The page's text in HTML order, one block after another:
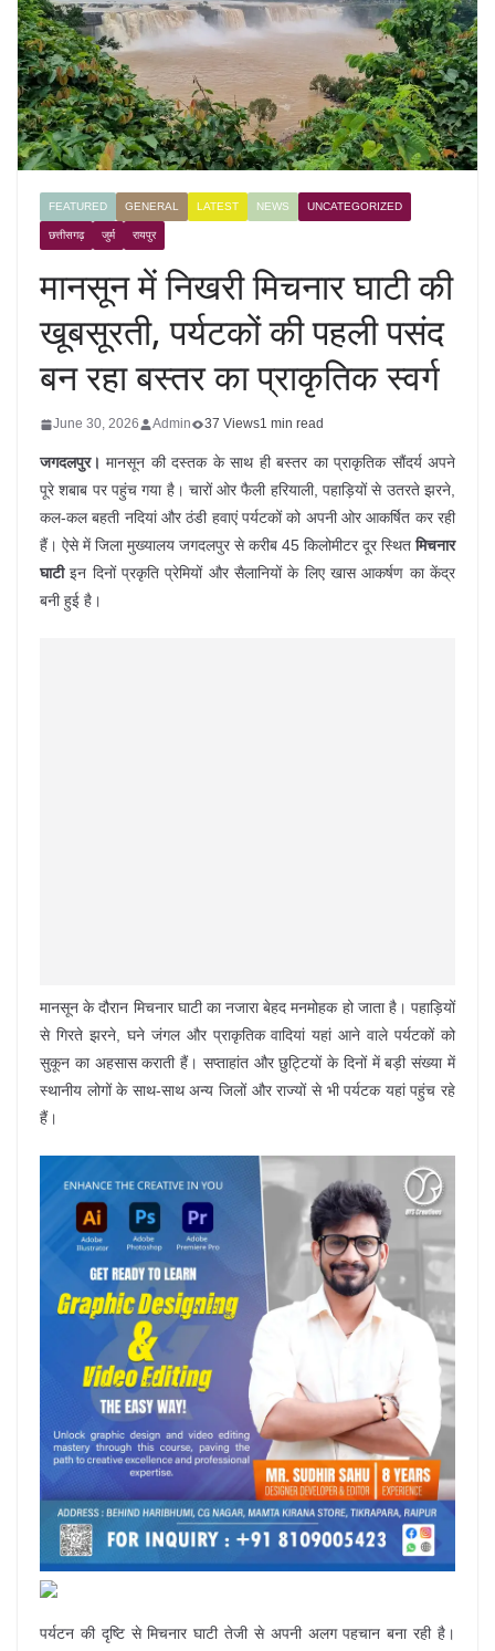
FEATURED GENERAL LATEST NEWS UNCATEGORIZED
छत्तीसगढ़ जुर्म रायपुर
मानसून में निखरी मिचनार घाटी की
खूबसूरती, पर्यटकों की पहली पसंद
बन रहा बस्तर का प्राकृतिक स्वर्ग
June 30, 2026 Admin 37 Views1 min read
जगदलपुर। मानसून की दस्तक के साथ ही बस्तर का प्राकृतिक सौंदर्य अपने
पूरे शबाब पर पहुंच गया है। चारों ओर फैली हरियाली, पहाड़ियों से उतरते झरने,
कल-कल बहती नदियां और ठंडी हवाएं पर्यटकों को अपनी ओर आकर्षित कर रही
हैं। ऐसे में जिला मुख्यालय जगदलपुर से करीब 45 किलोमीटर दूर स्थितमिचनार
घाटीइन दिनों प्रकृति प्रेमियों और सैलानियों के लिए खास आकर्षण का केंद्र
बनी हुई है।
मानसून के दौरान मिचनार घाटी का नजारा बेहद मनमोहक हो जाता है। पहाड़ियों
से गिरते झरने, घने जंगल और प्राकृतिक वादियां यहां आने वाले पर्यटकों को
सुकून का अहसास कराती हैं। सप्ताहांत और छुट्टियों के दिनों में बड़ी संख्या में
स्थानीय लोगों के साथ-साथ अन्य जिलों और राज्यों से भी पर्यटक यहां पहुंच रहे
हैं।
पर्यटन की दृष्टि से मिचनार घाटी तेजी से अपनी अलग पहचान बना रही है।